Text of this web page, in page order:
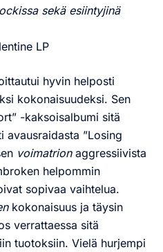
sekä esiintyjinä
LP
hyvin helposti
kokonaisuudeksi. Sen
-kaksoisalbumi sitä
avausraidasta ”Losing
voimatrionaggressiivista
helpommin
sopivaa vaihtelua.
kokonaisuus ja täysin
verrattaessa sitä
tuotoksiin. Vielä hurjempi